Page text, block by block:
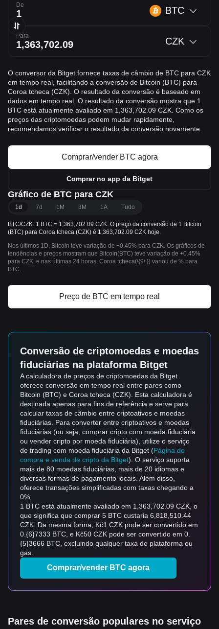
De BTC
Para CZK
O conversor da Bitget fornece taxas de câmbio de BTC para CZK
em tempo real, facilitando a conversão de Bitcoin (BTC) para
Coroa tcheca (CZK). O resultado da conversão é baseado em
dados em tempo real. O resultado da conversão mostra que 1
BTC está atualmente avaliado em 1,363,702.09 CZK. Como os
preços das criptomoedas podem mudar rapidamente,
recomendamos verificar o resultado da conversão novamente.
Comprar/vender BTC agora
Comprar no app da Bitget
Gráfico de BTC para CZK
1d 7d 1M 3M 1A Tudo
BTC/CZK: 1 BTC = 1,363,702.09 CZK. O preço da conversão de 1 Bitcoin
(BTC) para Coroa tcheca (CZK) é 1,363,702.09 CZK hoje.
Nos últimos 1D, Bitcoin teve variação de +0.45% para CZK. Os gráficos de
tendências e preços mostram que Bitcoin(BTC) teve variação de +0.45%
para CZK, e nas últimas 24 horas, Coroa tcheca(\{9\ }) variou de % para
BTC.
Preço de BTC em tempo real
Conversão de criptomoedas e moedas
fiduciárias na plataforma Bitget
A calculadora de preços de criptomoedas da Bitget
oferece conversão em tempo real entre pares como
Bitcoin (BTC) e Coroa tcheca (CZK). Esta calculadora é
destinada apenas para fins de referência e serve para
calcular taxas de câmbio entre criptoativos e moedas
fiduciárias. Para converter entre criptoativos e moedas
fiduciárias (ou seja, comprar cripto com moeda fiduciária
ou vender cripto por moeda fiduciária), utilize o serviço
de trading com moeda fiduciária da Bitget (Página de
compra e venda de cripto da Bitget). O serviço suporta
mais de 80 moedas fiduciárias, mais de 20 idiomas e
diversas formas de pagamento locais. Além disso,
oferece transações simplificadas com taxas chegando a
0%.
1 BTC está atualmente avaliado em 1,363,702.09 CZK, o
que significa que comprar 5 BTC custaria 6,818,510.44
CZK. Da mesma forma, Kč1 CZK pode ser convertido em
0.{6}7333 BTC, e Kč50 CZK pode ser convertido em 0.
{5}3666 BTC, excluindo qualquer taxa de plataforma ou
gas.
Comprar/vender BTC agora
Pares de conversão populares no serviço